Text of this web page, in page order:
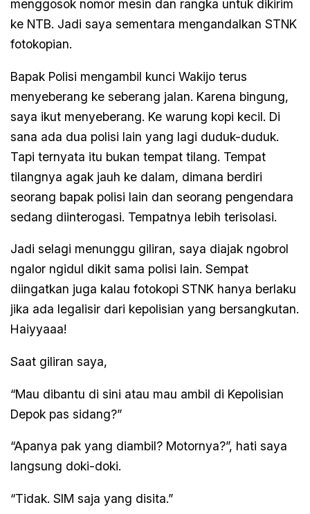
menggosok nomor mesin dan rangka untuk dikirim
ke NTB. Jadi saya sementara mengandalkan STNK
fotokopian.
Bapak Polisi mengambil kunci Wakijo terus
menyeberang ke seberang jalan. Karena bingung,
saya ikut menyeberang. Ke warung kopi kecil. Di
sana ada dua polisi lain yang lagi duduk-duduk.
Tapi ternyata itu bukan tempat tilang. Tempat
tilangnya agak jauh ke dalam, dimana berdiri
seorang bapak polisi lain dan seorang pengendara
sedang diinterogasi. Tempatnya lebih terisolasi.
Jadi selagi menunggu giliran, saya diajak ngobrol
ngalor ngidul dikit sama polisi lain. Sempat
diingatkan juga kalau fotokopi STNK hanya berlaku
jika ada legalisir dari kepolisian yang bersangkutan.
Haiyyaaa!
Saat giliran saya,
“Mau dibantu di sini atau mau ambil di Kepolisian
Depok pas sidang?”
“Apanya pak yang diambil? Motornya?”, hati saya
langsung doki-doki.
“Tidak. SIM saja yang disita.”